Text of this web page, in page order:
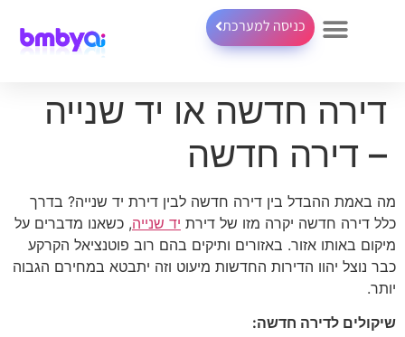
כניסה למערכת
דירה חדשה או יד שנייה
– דירה חדשה
מה באמת ההבדל בין דירה חדשה לבין דירת יד שנייה? בדרך
כלל דירה חדשה יקרה מזו של דירת יד שנייה, כשאנו מדברים על
מיקום באותו אזור. באזורים ותיקים בהם רוב פוטנציאל הקרקע
כבר נוצל יהוו הדירות החדשות מיעוט וזה יתבטא במחירם הגבוה
יותר.
שיקולים לדירה חדשה: